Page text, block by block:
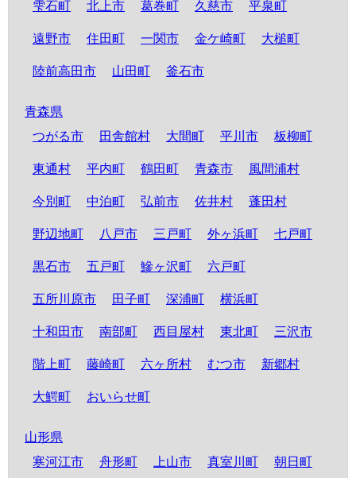
雫石町 北上市 葛巻町 久慈市 平泉町
遠野市 住田町 一関市 金ケ崎町 大槌町
陸前高田市 山田町 釜石市
青森県
つがる市
田舎館村 大間町 平川市 板柳町
東通村 平内町 鶴田町 青森市 風間浦村
今別町 中泊町 弘前市 佐井村 蓬田村
野辺地町 八戸市 三戸町 外ヶ浜町 七戸町
黒石市 五戸町 鰺ヶ沢町 六戸町
五所川原市 田子町 深浦町 横浜町
十和田市 南部町 西目屋村 東北町 三沢市
階上町 藤崎町 六ヶ所村 むつ市 新郷村
大鰐町 おいらせ町
山形県
寒河江市
舟形町 上山市 真室川町 朝日町